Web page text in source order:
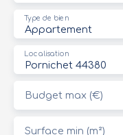
Appartement
Type de bien
Pornichet 44380
Localisation
Budget max (€)
Surface min (m²)